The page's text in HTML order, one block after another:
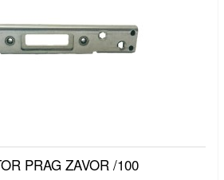
PRAG ZAVOR /100